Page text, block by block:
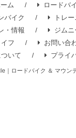
ム
ロードバ
バイク
トレ
・情報
ジムニ
フ
お問い合
いて
プライ
｜ロードバイク ＆ マウン